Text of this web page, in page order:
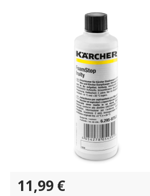
ΥΠΗΡΕΣΙΕΣ-ΝΕΑ-ΛΥΣΕΙΣ
11,99 €